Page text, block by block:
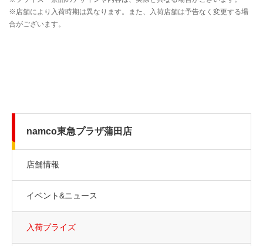
namco東急プラザ蒲田店
店舗情報
イベント&ニュース
入荷プライズ